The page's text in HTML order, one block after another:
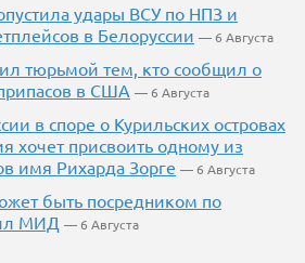
удары ВСУ по НПЗ и
в Белоруссии — 6 Августа
тюрьмой тем, кто сообщил о
в США — 6 Августа
в споре о Курильских островах
хочет присвоить одному из
имя Рихарда Зорге — 6 Августа
быть посредником по
МИД — 6 Августа